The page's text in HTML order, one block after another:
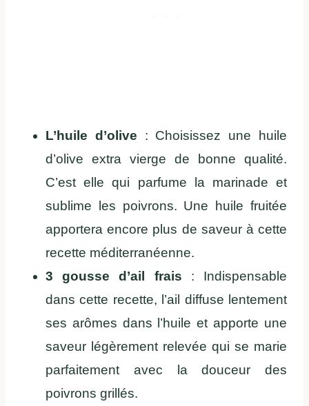
L’huile d’olive : Choisissez une huile
d’olive extra vierge de bonne qualité.
C’est elle qui parfume la marinade et
sublime les poivrons. Une huile fruitée
apportera encore plus de saveur à cette
recette méditerranéenne.
3 gousse d’ail frais : Indispensable
dans cette recette, l’ail diffuse lentement
ses arômes dans l’huile et apporte une
saveur légèrement relevée qui se marie
parfaitement avec la douceur des
poivrons grillés.